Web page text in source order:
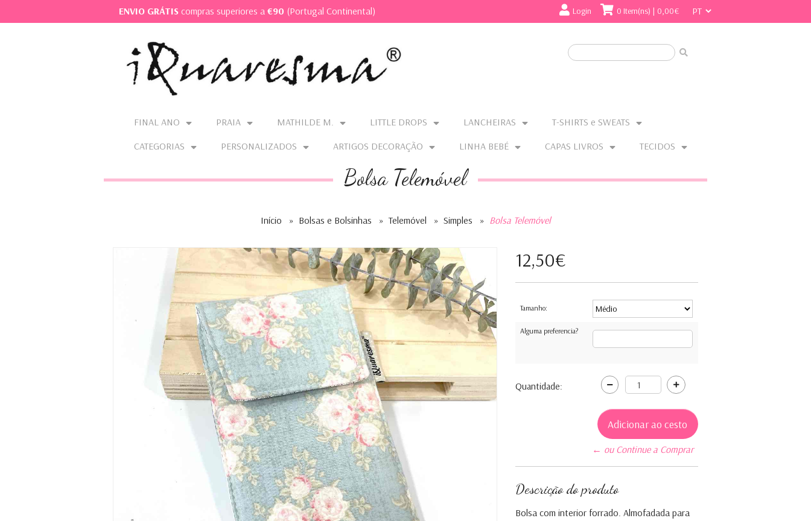
ENVIO GRÁTIS compras superiores a €90 (Portugal Continental) 0 Item(ns) | 0,00€
Login
FINAL ANO PRAIA MATHILDE M. LITTLE DROPS LANCHEIRAS
T-SHIRTS e SWEATS
CATEGORIAS
PERSONALIZADOS ARTIGOS DECORAÇÃO LINHA BEBÉ CAPAS LIVROS TECIDOS
Bolsa Telemóvel
Início » Bolsas e Bolsinhas » Telemóvel » Simples » Bolsa Telemóvel
12,50€
Tamanho:
Alguma preferencia?
Quantidade:
← ou Continue a Comprar
Descrição do produto
Bolsa com interior forrado. Almofadada para